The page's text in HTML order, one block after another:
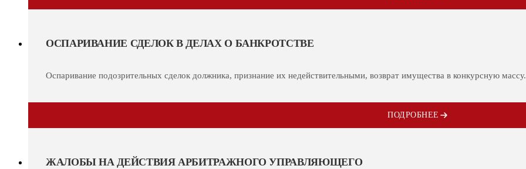
ОСПАРИВАНИЕ СДЕЛОК В ДЕЛАХ О БАНКРОТСТВЕ
Оспаривание подозрительных сделок должника, признание их недействительными, возврат имущества в конкурсную массу.
ПОДРОБНЕЕ
ЖАЛОБЫ НА ДЕЙСТВИЯ АРБИТРАЖНОГО УПРАВЛЯЮЩЕГО